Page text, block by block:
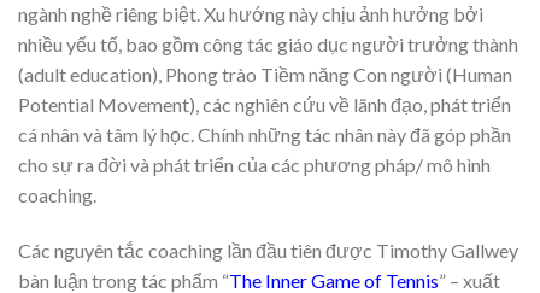
ngành nghề riêng biệt. Xu hướng này chịu ảnh hưởng bởi
nhiều yếu tố, bao gồm công tác giáo dục người trưởng thành
(adult education), Phong trào Tiềm năng Con người (Human
Potential Movement), các nghiên cứu về lãnh đạo, phát triển
cá nhân và tâm lý học. Chính những tác nhân này đã góp phần
cho sự ra đời và phát triển của các phương pháp/ mô hình
coaching.
Các nguyên tắc coaching lần đầu tiên được Timothy Gallwey
bàn luận trong tác phẩm “The Inner Game of Tennis” – xuất